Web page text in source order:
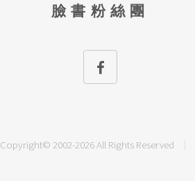
臉書粉絲團
Copyright© 2002-2026 All Rights Reserved